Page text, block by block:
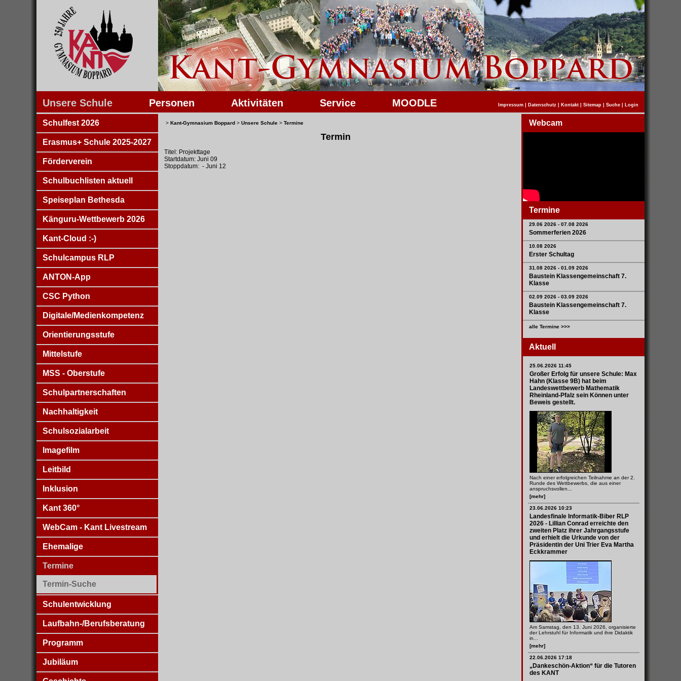
Unsere Schule Personen Aktivitäten Service MOODLE Impressum Datenschutz Kontakt Sitemap Suche Login
Schulfest 2026
Erasmus+ Schule 2025-2027
Förderverein
Schulbuchlisten aktuell
Speiseplan Bethesda
Känguru-Wettbewerb 2026
Kant-Cloud :-)
Schulcampus RLP
ANTON-App
CSC Python
Digitale/Medienkompetenz
Orientierungsstufe
Mittelstufe
MSS - Oberstufe
Schulpartnerschaften
Nachhaltigkeit
Schulsozialarbeit
Imagefilm
Leitbild
Inklusion
Kant 360°
WebCam - Kant Livestream
Ehemalige
Termine
Termin-Suche
Schulentwicklung
Laufbahn-/Berufsberatung
Programm
Jubiläum
Webcam
Termine
29.06 2026 - 07.08 2026
Sommerferien 2026
10.08 2026
Erster Schultag
31.08 2026 - 01.09 2026
Baustein Klassengemeinschaft 7.
Klasse
02.09 2026 - 03.09 2026
Baustein Klassengemeinschaft 7.
Klasse
alle Termine >>>
Aktuell
25.06.2026 11:45
Großer Erfolg für unsere Schule: Max
Hahn (Klasse 9B) hat beim
Landeswettbewerb Mathematik
Rheinland-Pfalz sein Können unter
Beweis gestellt.
Nach einer erfolgreichen Teilnahme an der 2.
Runde des Wettbewerbs, die aus einer
anspruchsvollen...
[mehr]
23.06.2026 10:23
Landesfinale Informatik-Biber RLP
2026 - Lillian Conrad erreichte den
zweiten Platz ihrer Jahrgangsstufe
und erhielt die Urkunde von der
Präsidentin der Uni Trier Eva Martha
Eckkrammer
Am Samstag, den 13. Juni 2026, organisierte
der Lehrstuhl für Informatik und ihre Didaktik
in...
[mehr]
22.06.2026 17:18
„Dankeschön-Aktion“ für die Tutoren
des KANT
> Kant-Gymnasium Boppard > Unsere Schule > Termine
Termin
Titel: Projekttage
Startdatum: Juni 09
Stoppdatum: - Juni 12